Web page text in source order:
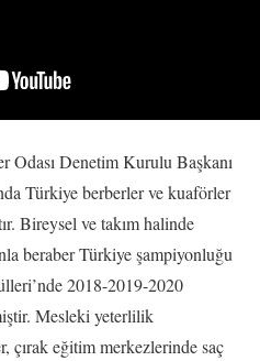
Denetim Kurulu Başkanı
Türkiye berberler ve kuaförler
Bireysel ve takım halinde
beraber Türkiye şampiyonluğu
2018-2019-2020
Mesleki yeterlilik
çırak eğitim merkezlerinde saç